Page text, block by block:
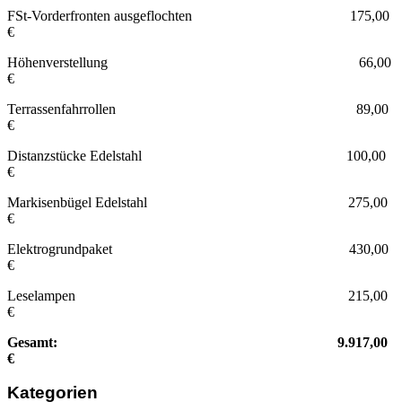
FSt-Vorderfronten ausgeflochten 175,00
€
Höhenverstellung 66,00
€
Terrassenfahrrollen 89,00
€
Distanzstücke Edelstahl 100,00
€
Markisenbügel Edelstahl 275,00
€
Elektrogrundpaket 430,00
€
Leselampen 215,00
€
Gesamt: 9.917,00
€
Kategorien